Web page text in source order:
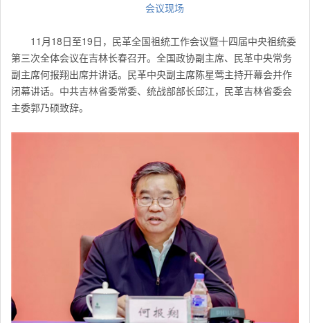
会议现场
11月18日至19日，民革全国祖统工作会议暨十四届中央祖统委
第三次全体会议在吉林长春召开。全国政协副主席、民革中央常务
副主席何报翔出席并讲话。民革中央副主席陈星莺主持开幕会并作
闭幕讲话。中共吉林省委常委、统战部部长邱江，民革吉林省委会
主委郭乃硕致辞。